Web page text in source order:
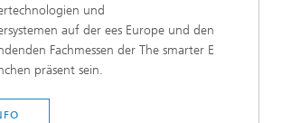
und
auf der ees Europe und den
Fachmessen der The smarter E
präsent sein.